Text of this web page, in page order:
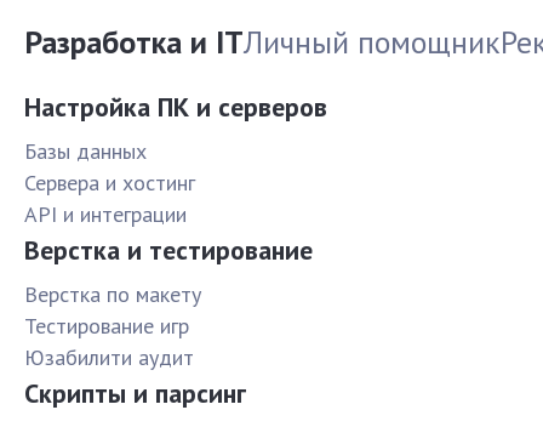
Разработка и ITЛичный помощник
Настройка ПК и серверов
Базы данных
Сервера и хостинг
API и интеграции
Верстка и тестирование
Верстка по макету
Тестирование игр
Юзабилити аудит
Скрипты и парсинг